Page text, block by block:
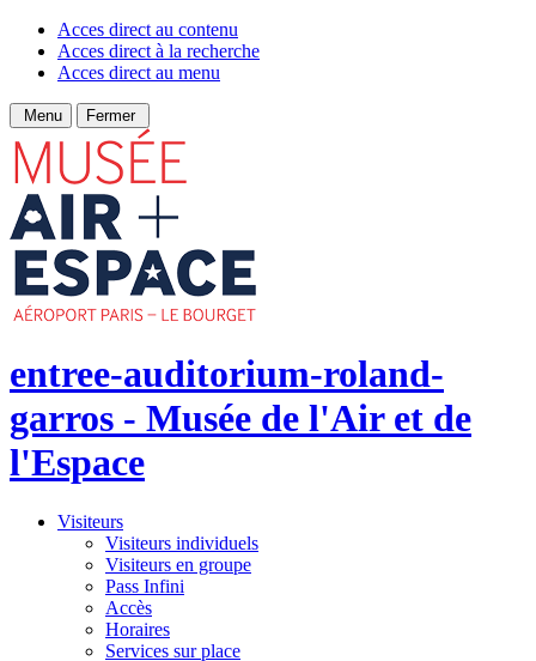
Acces direct au contenu
Acces direct à la recherche
Acces direct au menu
Menu Fermer
entree-auditorium-roland-
garros - Musée de l'Air et de
l'Espace
Visiteurs
Visiteurs individuels
Visiteurs en groupe
Pass Infini
Accès
Horaires
Services sur place